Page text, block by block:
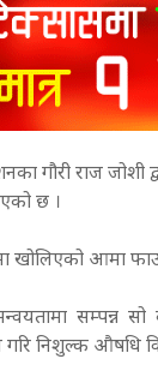
गौरी राज जोशी
छ ।
आमा
सम्पन्न सो
गरि निशुल्क औषधि